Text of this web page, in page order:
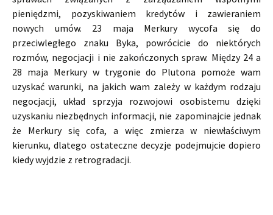
pieniędzmi, pozyskiwaniem kredytów i zawieraniem
nowych umów. 23 maja Merkury wycofa się do
przeciwległego znaku Byka, powrócicie do niektórych
rozmów, negocjacji i nie zakończonych spraw. Między 24 a
28 maja Merkury w trygonie do Plutona pomoże wam
uzyskać warunki, na jakich wam zależy w każdym rodzaju
negocjacji, układ sprzyja rozwojowi osobistemu dzięki
uzyskaniu niezbędnych informacji, nie zapominajcie jednak
że Merkury się cofa, a więc zmierza w niewłaściwym
kierunku, dlatego ostateczne decyzje podejmujcie dopiero
kiedy wyjdzie z retrogradacji.